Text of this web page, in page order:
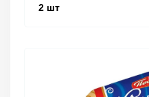
2 шт